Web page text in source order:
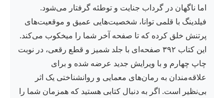
اما ناگهان در گرداب جنایت و توطئه گرفتار می‌شود.
فیلدینگ با قلمی توانا، شخصیت‌هایی عمیق و موقعیت‌های
پرتنش خلق کرده که تا صفحه آخر شما را میخکوب می‌کند.
این کتاب ۳۹۲ صفحه‌ای با جلد شمیز و قطع رقعی، در نوبت
چاپ چهارم و با ویرایش جدید عرضه شده و برای
علاقه‌مندان به رمان‌های معمایی و روانشناختی یک اثر
بی‌نظیر است. اگر به دنبال کتابی هستید که همزمان شما را